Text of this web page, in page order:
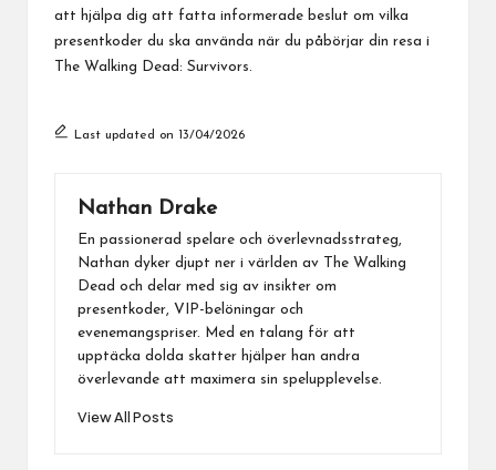
att hjälpa dig att fatta informerade beslut om vilka
presentkoder du ska använda när du påbörjar din resa i
The Walking Dead: Survivors.
Last updated on 13/04/2026
Nathan Drake
En passionerad spelare och överlevnadsstrateg,
Nathan dyker djupt ner i världen av The Walking
Dead och delar med sig av insikter om
presentkoder, VIP-belöningar och
evenemangspriser. Med en talang för att
upptäcka dolda skatter hjälper han andra
överlevande att maximera sin spelupplevelse.
View All Posts